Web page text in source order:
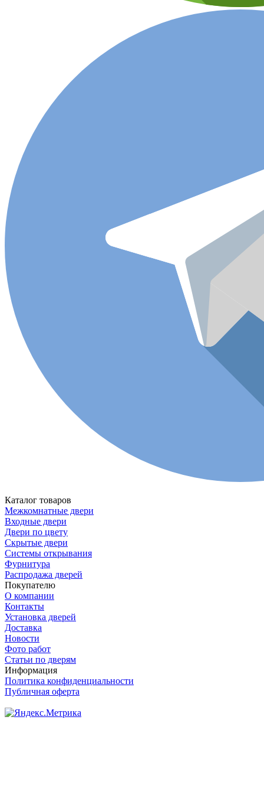
Каталог товаров
Межкомнатные двери
Входные двери
Двери по цвету
Скрытые двери
Системы открывания
Фурнитура
Распродажа дверей
Покупателю
О компании
Контакты
Установка дверей
Доставка
Новости
Фото работ
Статьи по дверям
Информация
Политика конфиденциальности
Публичная оферта